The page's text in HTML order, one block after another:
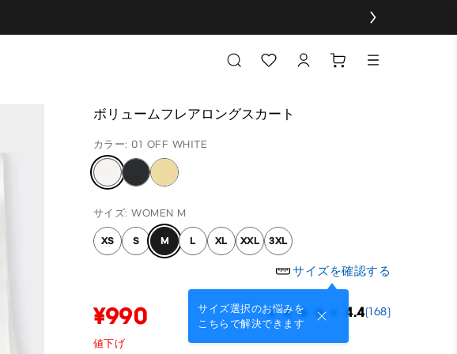
ボリュームフレアロングスカート
カラー: 01 OFF WHITE
サイズ: WOMEN M
XS S M L XL XXL 3XL
サイズを確認する
サイズ選択のお悩みを
こちらで解決できます
¥990 4.4(168)
値下げ